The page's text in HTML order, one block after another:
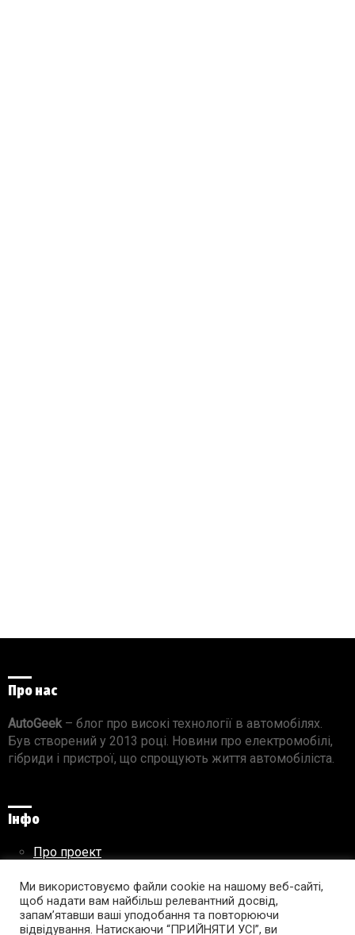
Про нас
AutoGeek – блог про високі технології в автомобілях.
Був створений у 2013 році. Новини про електромобілі,
гібриди і пристрої, що спрощують життя автомобіліста.
Інфо
Про проект
Правила використання матеріалів
Ми використовуємо файли cookie на нашому веб-сайті,
щоб надати вам найбільш релевантний досвід,
запам’ятавши ваші уподобання та повторюючи
відвідування. Натискаючи “ПРИЙНЯТИ УСІ”, ви